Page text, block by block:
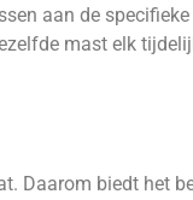
aan de
mast elk
Daarom biedt het